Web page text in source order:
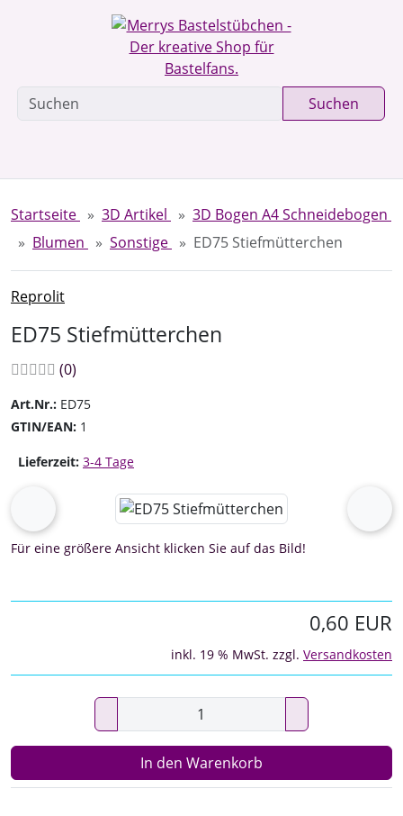
Sprungnavigation
Springe zur Navigation Springe zum Inhalt
Suchen
Startseite 3D Artikel
3D Bogen A4 Schneidebogen
Blumen
Sonstige ED75 Stiefmütterchen
Reprolit
ED75 Stiefmütterchen
Bewertungen:
(0Bewertungen
)
Art.Nr.: ED75
GTIN/EAN: 1
Lieferzeit: 3-4 Tage
Wenn mehr als ein Produktbild existiert, können Sie die
zurück vor
Für eine größere Ansicht klicken Sie auf das Bild!
0,60 EUR
inkl. 19 % MwSt. zzgl. Versandkosten
In den Warenkorb